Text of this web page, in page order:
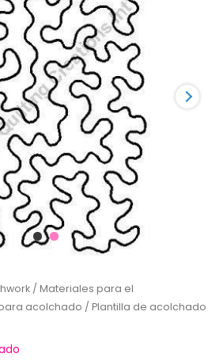
/ Materiales para el
acolchado / Plantilla de acolchado